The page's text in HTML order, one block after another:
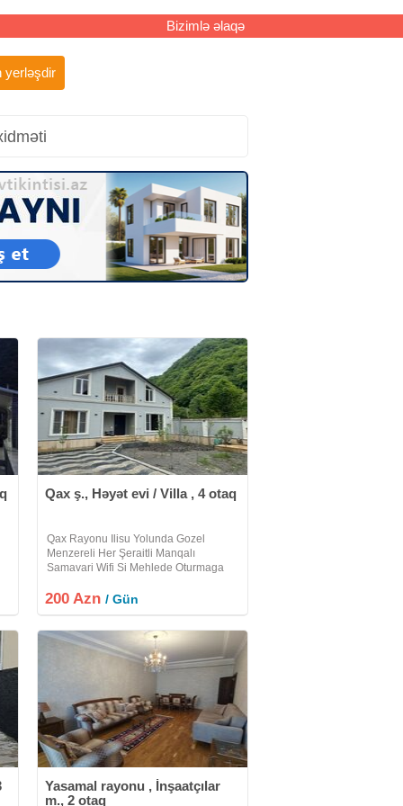
Bizimlə əlaqə
yerləşdir
Qax ş., Həyət evi / Villa , 4 otaq
Qax Rayonu Ilisu Yolunda Gozel
Menzereli Her Şeraitli Manqalı
Samavari Wifi Si Mehlede Oturmaga
Etrafli Melumat Üçün Zeng Edin Xos
200 Azn/ Gün
Yasamal rayonu , İnşaatçılar
m., 2 otaq